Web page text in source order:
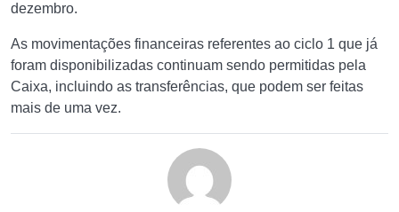
dezembro.
As movimentações financeiras referentes ao ciclo 1 que já
foram disponibilizadas continuam sendo permitidas pela
Caixa, incluindo as transferências, que podem ser feitas
mais de uma vez.